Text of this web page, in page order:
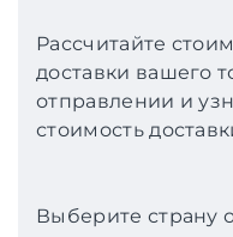
Рассчитайте
доставки вашего
отправлении и
стоимость
Выберите страну